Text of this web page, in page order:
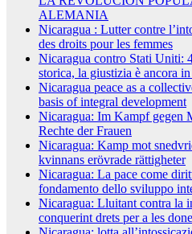
ALEMANIA
Nicaragua : Lutter contre
des droits pour les femmes
Nicaragua contro Stati Uniti:
storica, la giustizia è ancora
Nicaragua peace as a
basis of integral development
Nicaragua: Im Kampf gegen
Rechte der Frauen
Nicaragua: Kamp mot
kvinnans erövrade rättigheter
Nicaragua: La pace come
fondamento dello sviluppo
Nicaragua: Lluitant contra la
conquerint drets per a les